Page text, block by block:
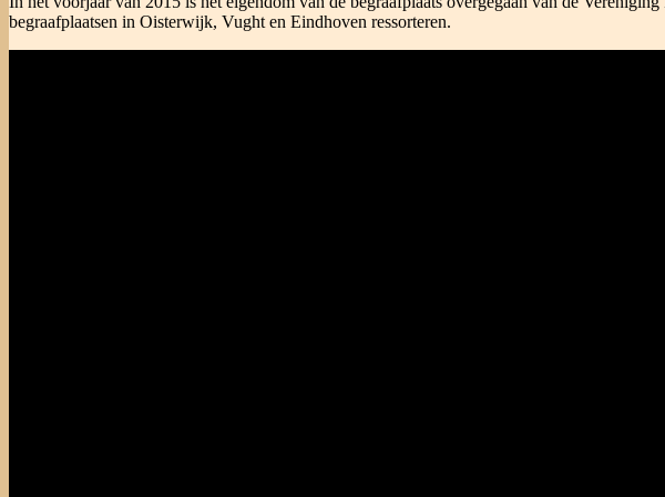
begraafplaatsen in Oisterwijk, Vught en Eindhoven ressorteren.